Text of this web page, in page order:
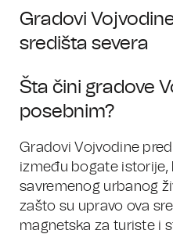
Gradovi
središta severa
Šta čini gradove
posebnim?
Gradovi Vojvodine
između bogate istorije,
savremenog urbanog
zašto su upravo ova
magnetska za turiste i